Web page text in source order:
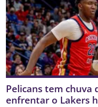
Pelicans tem chuva
enfrentar o Lakers